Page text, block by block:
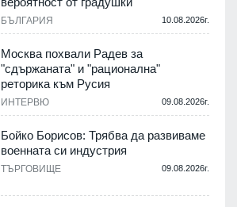
БЪЛГАРИЯ 10.08.2026г.
Москва похвали Радев за
"сдържаната" и "рационална"
реторика към Русия
ИНТЕРВЮ 09.08.2026г.
Бойко Борисов: Трябва да развиваме
военната си индустрия
ТЪРГОВИЩЕ 09.08.2026г.